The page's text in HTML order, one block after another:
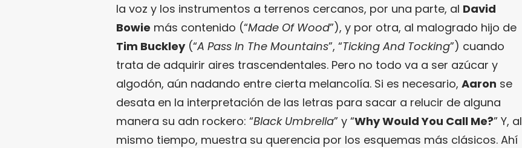
la voz y los instrumentos a terrenos cercanos, por una parte, al David
Bowie más contenido (“Made Of Wood”), y por otra, al malogrado hijo de
Tim Buckley(“A Pass In The Mountains”, “Ticking And Tocking”) cuando
trata de adquirir aires trascendentales. Pero no todo va a ser azúcar y
algodón, aún nadando entre cierta melancolía. Si es necesario, Aaron se
desata en la interpretación de las letras para sacar a relucir de alguna
manera su adn rockero: “Black Umbrella” y “Why Would You Call Me?” Y, al
mismo tiempo, muestra su querencia por los esquemas más clásicos. Ahí